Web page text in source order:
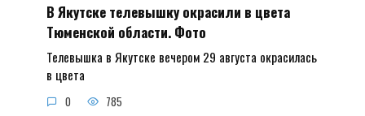
В Якутске телевышку окрасили в цвета
Тюменской области. Фото
Телевышка в Якутске вечером 29 августа окрасилась
в цвета
0 785